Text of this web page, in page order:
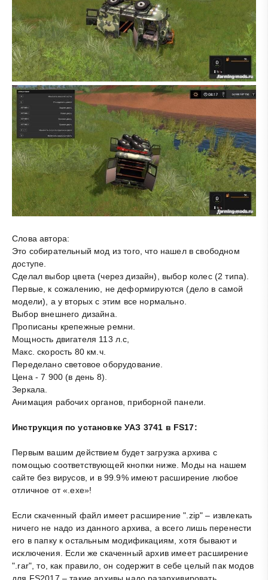
Слова автора:
Это собирательный мод из того, что нашел в свободном
доступе.
Сделал выбор цвета (через дизайн), выбор колес (2 типа).
Первые, к сожалению, не деформируются (дело в самой
модели), а у вторых с этим все нормально.
Выбор внешнего дизайна.
Прописаны крепежные ремни.
Мощность двигателя 113 л.с,
Макс. скорость 80 км.ч.
Переделано световое оборудование.
Цена - 7 900 (в день 8).
Зеркала.
Анимация рабочих органов, приборной панели.
Инструкция по установке УАЗ 3741 в FS17:
Первым вашим действием будет загрузка архива с
помощью соответствующей кнопки ниже. Моды на нашем
сайте без вирусов, и в 99.9% имеют расширение любое
отличное от «.exe»!
Если скаченный файл имеет расширение ".zip" – извлекать
ничего не надо из данного архива, а всего лишь перенести
его в папку к остальным модификациям, хотя бывают и
исключения. Если же скаченный архив имеет расширение
".rar", то, как правило, он содержит в себе целый пак модов